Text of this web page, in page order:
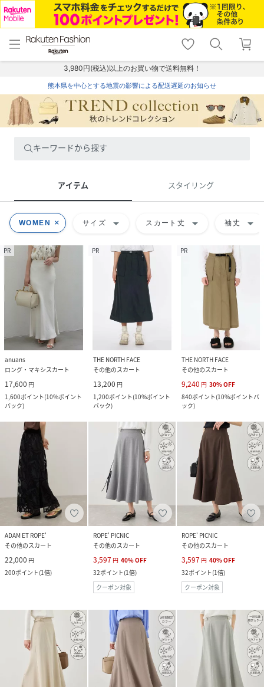
menu home
トップ
shopping_cart lock_outline
ログイン
3,980円(税込)以上のお買い物で送料無料！
熊本県を中心とする地震の影響による配送遅延のお知らせ
キーワードから探す
アイテム スタイリング
WOMEN サイズ arrow_drop_down スカート丈 arrow_drop_down 袖丈 arrow_drop_down
PR
anuans
ロング・マキシスカート
17,600 円
1,600ポイント(10%ポイント
バック)
PR
THE NORTH FACE
その他のスカート
13,200 円
1,200ポイント(10%ポイント
バック)
PR
THE NORTH FACE
その他のスカート
9,240 円 30%OFF
840ポイント(10%ポイントバ
ック)
ADAM ET ROPE'
その他のスカート
22,000 円
200ポイント(1倍)
ROPE' PICNIC
その他のスカート
3,597 円 40%OFF
32ポイント(1倍)
クーポン対象
ROPE' PICNIC
その他のスカート
3,597 円 40%OFF
32ポイント(1倍)
クーポン対象